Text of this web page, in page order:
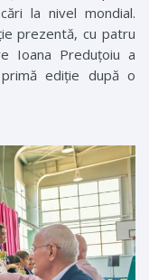
la nivel mondial.
prezentă, cu patru
Ioana Preduțoiu a
ediție după o